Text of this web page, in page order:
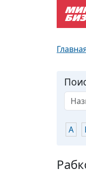
А
Почтовые индексы
Документы для